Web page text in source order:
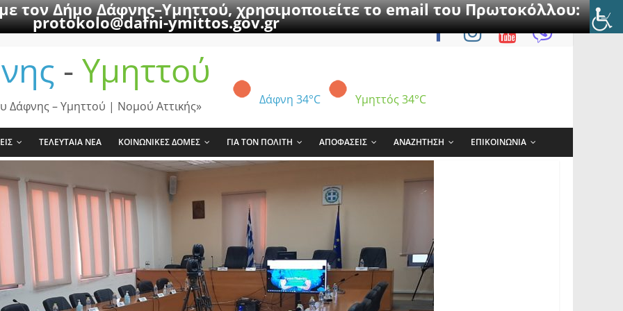
τον Δήμο Δάφνης–Υμηττού, χρησιμοποιείτε το email του Πρωτοκόλλου:
protokolo@dafni-ymittos.gov.gr
- Υμηττού
Δάφνη 34°C Υμηττός 34°C
Δάφνης – Υμηττού | Νομού Αττικής»
ΤΕΛΕΥΤΑΙΑ ΝΕΑ ΚΟΙΝΩΝΙΚΕΣ ΔΟΜΕΣ ΓΙΑ ΤΟΝ ΠΟΛΙΤΗ ΑΠΟΦΑΣΕΙΣ ΑΝΑΖΗΤΗΣΗ ΕΠΙΚΟΙΝΩΝΙΑ